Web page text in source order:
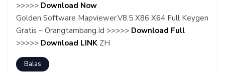
>>>>> Download Now
Golden Software Mapviewer.V8.5 X86 X64 Full Keygen
Gratis – Orangtambang.Id >>>>> Download Full
>>>>> Download LINK ZH
Balas